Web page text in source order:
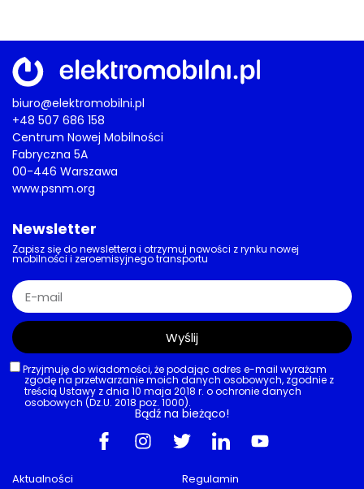
biuro@elektromobilni.pl
+48 507 686 158
Centrum Nowej Mobilności
Fabryczna 5A
00-446 Warszawa
www.psnm.org
Aktualności Regulamin
Newsletter
Zapisz się do newslettera i otrzymuj nowości z rynku nowej
mobilności i zeroemisyjnego transportu
Przyjmuję do wiadomości, że podając adres e-mail wyrażam
zgodę na przetwarzanie moich danych osobowych, zgodnie z
treścią Ustawy z dnia 10 maja 2018 r. o ochronie danych
osobowych (Dz.U. 2018 poz. 1000).
Wyślij
Bądź na bieżąco!